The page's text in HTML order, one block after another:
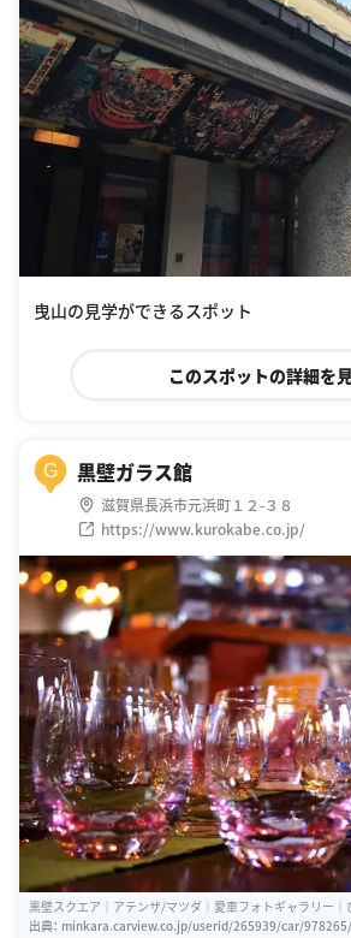
曳山の見学ができるスポット
このスポットの詳細を
G 黒壁ガラス館
滋賀県長浜市元浜町１２-３８
https://www.kurokabe.co.jp/
黒壁スクエア｜アテンザ/マツダ｜愛車フォトギャラリー｜
出典： minkara.carview.co.jp/userid/265939/car/